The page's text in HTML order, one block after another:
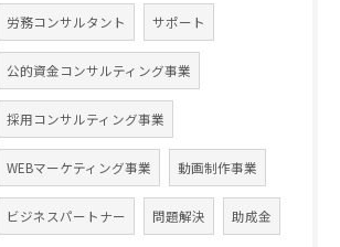
労務コンサルタント サポート
公的資金コンサルティング事業
採用コンサルティング事業
WEBマーケティング事業 動画制作事業
ビジネスパートナー 問題解決 助成金